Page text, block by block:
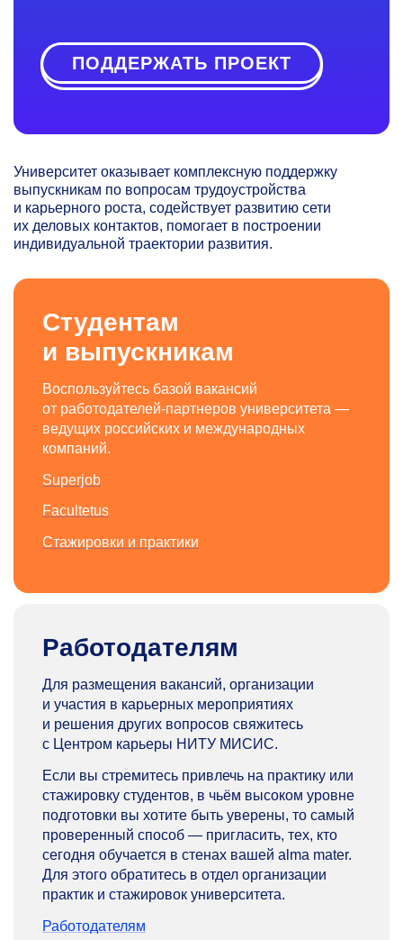
ПОДДЕРЖАТЬ ПРОЕКТ
Университет оказывает комплексную поддержку
выпускникам по вопросам трудоустройства
и карьерного роста, содействует развитию сети
их деловых контактов, помогает в построении
индивидуальной траектории развития.
Студентам
и выпускникам
Воспользуйтесь базой вакансий
от работодателей-партнеров университета —
ведущих российских и международных
компаний.
Superjob
Facultetus
Стажировки и практики
Работодателям
Для размещения вакансий, организации
и участия в карьерных мероприятиях
и решения других вопросов свяжитесь
с Центром карьеры НИТУ МИСИС.
Если вы стремитесь привлечь на практику или
стажировку студентов, в чьём высоком уровне
подготовки вы хотите быть уверены, то самый
проверенный способ — пригласить, тех, кто
сегодня обучается в стенах вашей alma mater.
Для этого обратитесь в отдел организации
практик и стажировок университета.
Работодателям